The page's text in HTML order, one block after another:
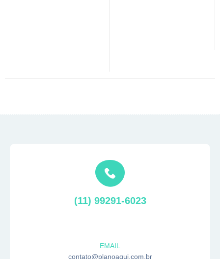
(11) 99291-6023
EMAIL
contato@planoaqui.com.br